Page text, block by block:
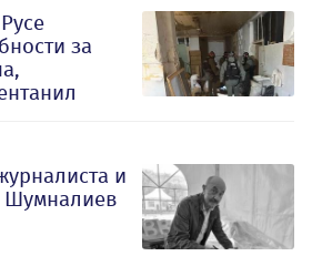
за
и
Шумналиев